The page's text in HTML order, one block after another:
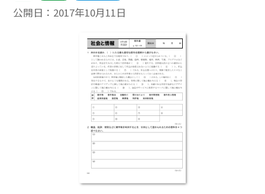
公開日： 2017年10月11日